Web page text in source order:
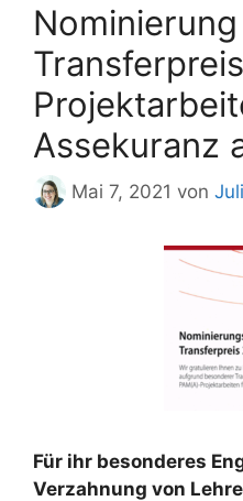
Assekuranz
Mai 7, 2021 von
Für ihr besonderes
Verzahnung von